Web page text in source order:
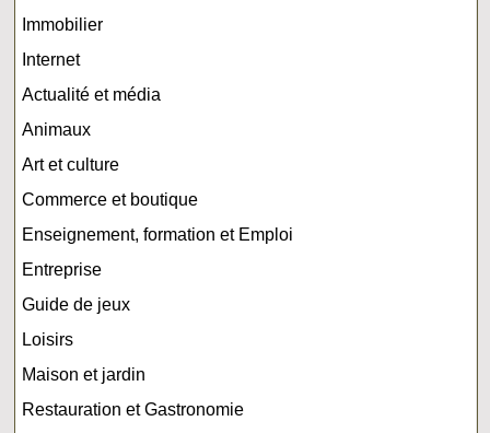
Immobilier
Internet
Actualité et média
Animaux
Art et culture
Commerce et boutique
Enseignement, formation et Emploi
Entreprise
Guide de jeux
Loisirs
Maison et jardin
Restauration et Gastronomie